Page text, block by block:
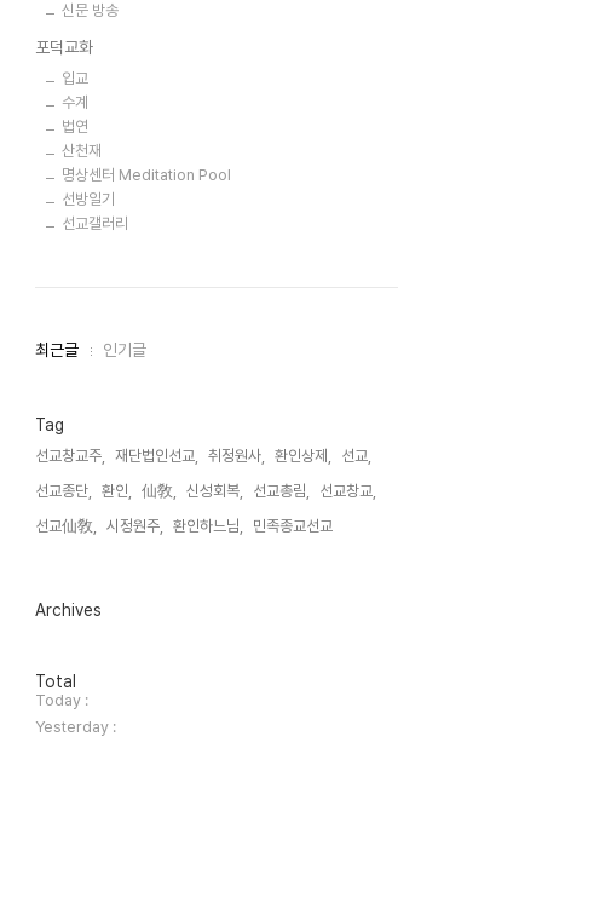
신문 방송
포덕교화
입교
수계
법연
산천재
명상센터 Meditation Pool
선방일기
선교갤러리
최
인
글
최근글 인기글
Tag
선교창교주, 재단법인선교, 취정원사, 환인상제,
선교,
선교종단,
환인, 仙敎, 신성회복, 선교총림,
선교창교,
선교仙敎,
시정원주, 환인하느님, 민족종교선교,
Archives
방
문
자
수
Total
Today :
Yesterday :